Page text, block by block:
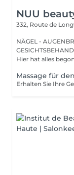
NUU
332, Route de
NÄGEL -
Hier hat alles
Massage für